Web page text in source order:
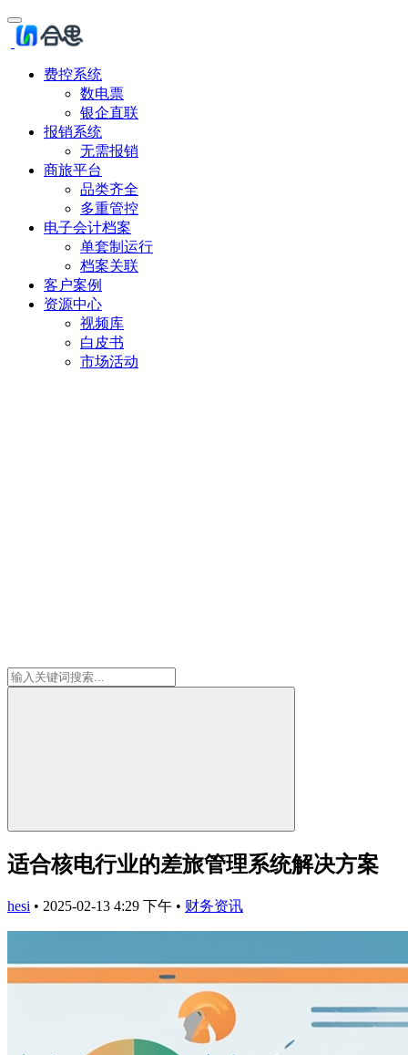
费控系统
数电票
银企直联
报销系统
无需报销
商旅平台
品类齐全
多重管控
电子会计档案
单套制运行
档案关联
客户案例
资源中心
视频库
白皮书
市场活动
适合核电行业的差旅管理系统解决方案
hesi • 2025-02-13 4:29 下午 • 财务资讯